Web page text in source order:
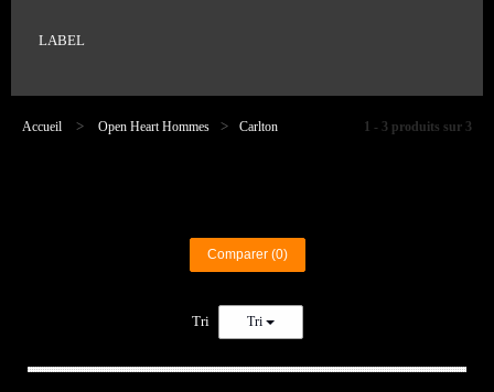
LABEL
Accueil > Open Heart Hommes > Carlton 1 - 3 produits sur 3
Comparer (0)
Tri Tri